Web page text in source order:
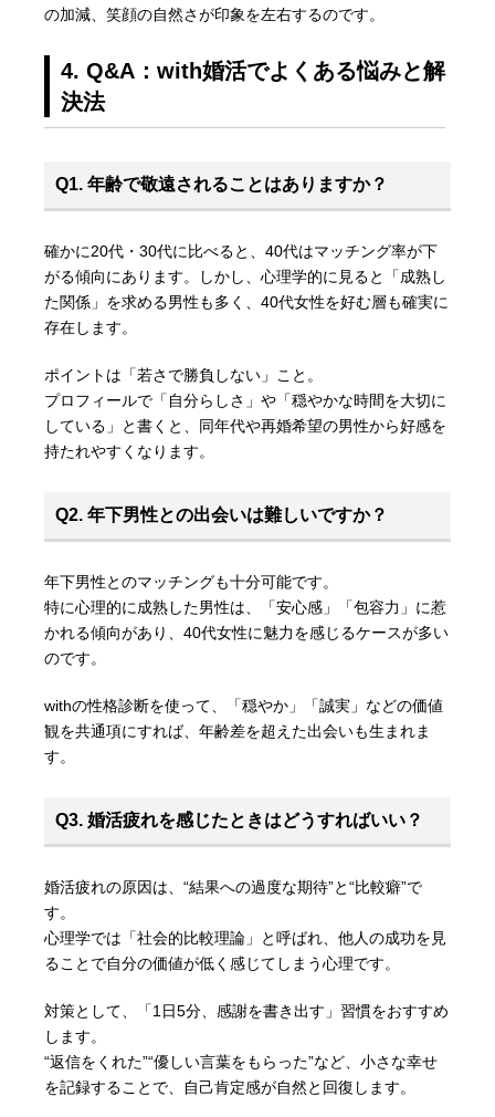
の加減、笑顔の自然さが印象を左右するのです。
4. Q&A：with婚活でよくある悩みと解
決法
Q1. 年齢で敬遠されることはありますか？
確かに20代・30代に比べると、40代はマッチング率が下
がる傾向にあります。しかし、心理学的に見ると「成熟し
た関係」を求める男性も多く、40代女性を好む層も確実に
存在します。
ポイントは「若さで勝負しない」こと。
プロフィールで「自分らしさ」や「穏やかな時間を大切に
している」と書くと、同年代や再婚希望の男性から好感を
持たれやすくなります。
Q2. 年下男性との出会いは難しいですか？
年下男性とのマッチングも十分可能です。
特に心理的に成熟した男性は、「安心感」「包容力」に惹
かれる傾向があり、40代女性に魅力を感じるケースが多い
のです。
withの性格診断を使って、「穏やか」「誠実」などの価値
観を共通項にすれば、年齢差を超えた出会いも生まれま
す。
Q3. 婚活疲れを感じたときはどうすればいい？
婚活疲れの原因は、“結果への過度な期待”と“比較癖”で
す。
心理学では「社会的比較理論」と呼ばれ、他人の成功を見
ることで自分の価値が低く感じてしまう心理です。
対策として、「1日5分、感謝を書き出す」習慣をおすすめ
します。
“返信をくれた”“優しい言葉をもらった”など、小さな幸せ
を記録することで、自己肯定感が自然と回復します。